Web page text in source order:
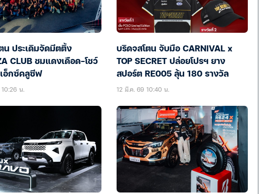
น ประเดิมจัดมีตติ้ง
CLUB ชมแดงเดือด-โชว์
อ็กซ์คลูซีฟ
น.
บริดจสโตน จับมือ CARNIVAL x
TOP SECRET ปล่อยโปรฯ ยาง
สปอร์ต RE005 ลุ้น 180 รางวัล
12 มี.ค. 69 10:40 น.